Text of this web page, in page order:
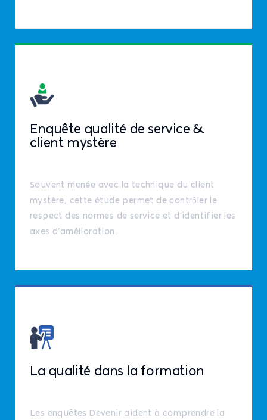
Enquête qualité de service &
client mystère
Souvent menée avec la technique du client
mystère, cette étude permet de contrôler le
respect des normes de service et d’identifier les
axes d’amélioration.
La qualité dans la formation
Les enquêtes Devenir aident à comprendre la